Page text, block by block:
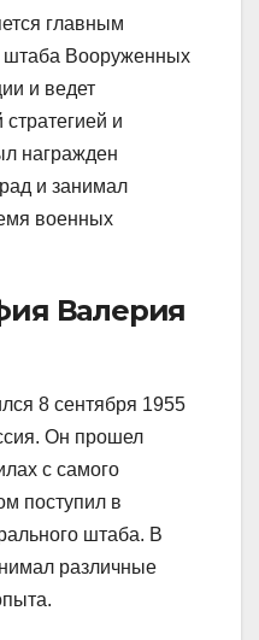
главным
штаба Вооруженных
и ведет
и
награжден
и занимал
военных
Валерия
8 сентября 1955
Он прошел
с самого
поступил в
штаба. В
различные